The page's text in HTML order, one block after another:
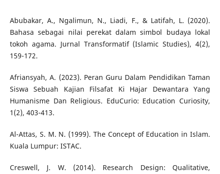
Abubakar, A., Ngalimun, N., Liadi, F., & Latifah, L. (2020).
Bahasa sebagai nilai perekat dalam simbol budaya lokal
tokoh agama. Jurnal Transformatif (Islamic Studies), 4(2),
159-172.
Afriansyah, A. (2023). Peran Guru Dalam Pendidikan Taman
Siswa Sebuah Kajian Filsafat Ki Hajar Dewantara Yang
Humanisme Dan Religious. EduCurio: Education Curiosity,
1(2), 403-413.
Al-Attas, S. M. N. (1999). The Concept of Education in Islam.
Kuala Lumpur: ISTAC.
Creswell, J. W. (2014). Research Design: Qualitative,